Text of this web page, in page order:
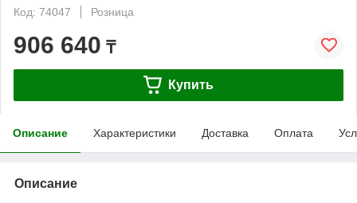
Код: 74047
Розница
906 640 ₸
Купить
Описание Характеристики Доставка Оплата
Описание